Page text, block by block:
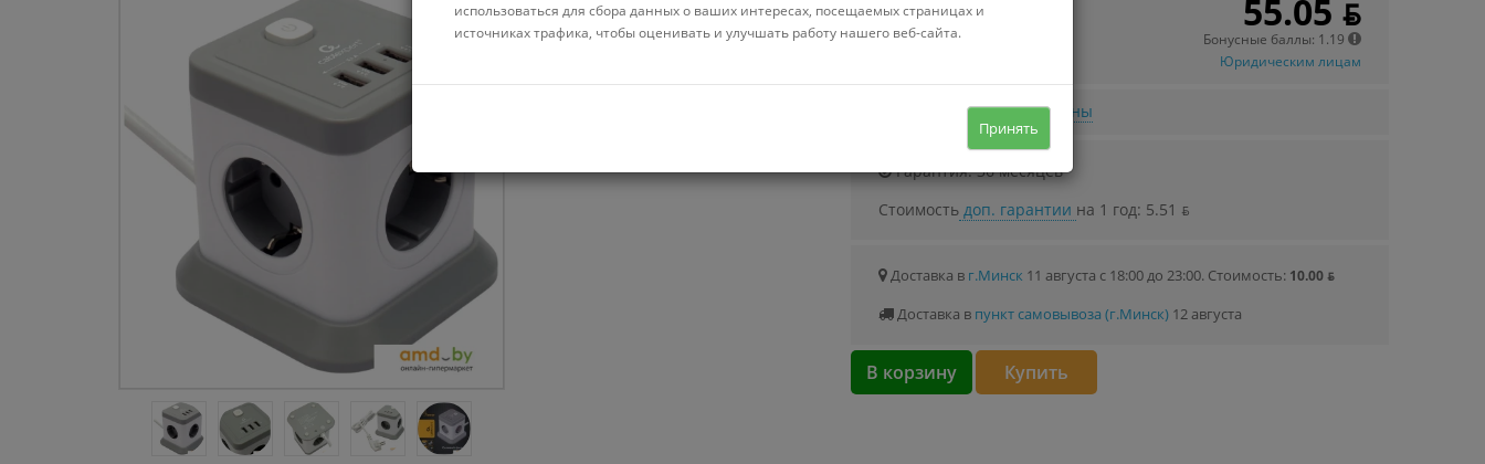
55.05 ƃ
Бонусные баллы: 1.19
Юридическим лицам
Узнать о снижении цены
Гарантия: 36 месяцев
Стоимостьдоп. гарантии на 1 год: 5.51 ƃ
Доставка в г.Минск 11 августа с 18:00 до 23:00. Стоимость: 10.00 ƃ
Доставка в пункт самовывоза (г.Минск)12 августа
В корзину Купить
использоваться для сбора данных о ваших интересах, посещаемых страницах и
источниках трафика, чтобы оценивать и улучшать работу нашего веб-сайта.
Принять